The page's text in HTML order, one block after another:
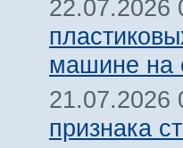
22.07.2026
машине на
21.07.2026
признака